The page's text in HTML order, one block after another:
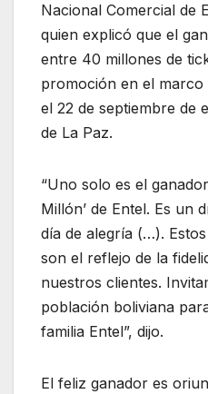
Nacional Comercial de
quien explicó que el
entre 40 millones de
promoción en el
el 22 de septiembre de
de La Paz.
“Uno solo es el
Millón’ de Entel. Es un
día de alegría (…).
son el reflejo de la
nuestros clientes.
población boliviana
familia Entel”, dijo.
El feliz ganador es